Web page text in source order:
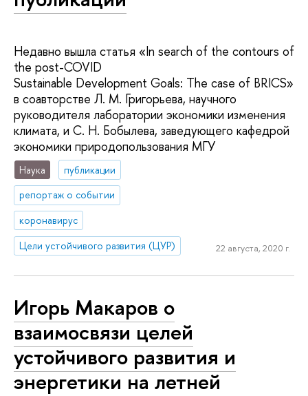
Недавно вышла статья «In search of the contours of
the post-COVID
Sustainable Development Goals: The case of BRICS»
в соавторстве Л. М. Григорьева, научного
руководителя лаборатории экономики изменения
климата, и С. Н. Бобылева, заведующего кафедрой
экономики природопользования МГУ
Наука
публикации
репортаж о событии
коронавирус
Цели устойчивого развития (ЦУР)
22 августа, 2020 г.
Игорь Макаров о
взаимосвязи целей
устойчивого развития и
энергетики на летней